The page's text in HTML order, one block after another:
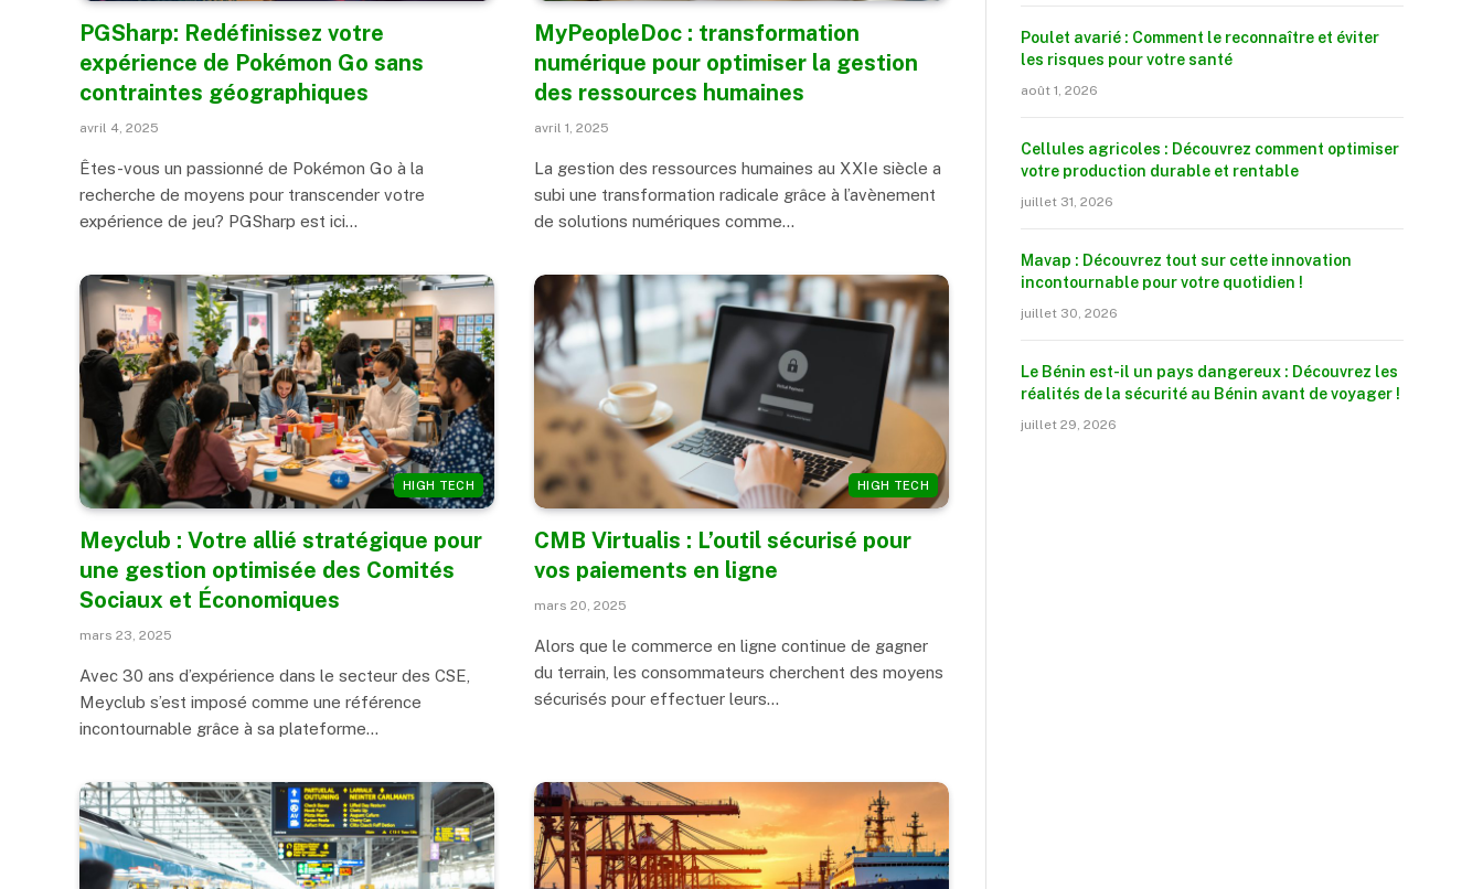
PGSharp: Redéfinissez votre
expérience de Pokémon Go sans
contraintes géographiques
avril 4, 2025
Êtes-vous un passionné de Pokémon Go à la
recherche de moyens pour transcender votre
expérience de jeu? PGSharp est ici…
MyPeopleDoc : transformation
numérique pour optimiser la gestion
des ressources humaines
avril 1, 2025
La gestion des ressources humaines au XXIe siècle a
subi une transformation radicale grâce à l’avènement
de solutions numériques comme…
HIGH TECH
Meyclub : Votre allié stratégique pour
une gestion optimisée des Comités
Sociaux et Économiques
mars 23, 2025
Avec 30 ans d’expérience dans le secteur des CSE,
Meyclub s’est imposé comme une référence
incontournable grâce à sa plateforme…
HIGH TECH
CMB Virtualis : L’outil sécurisé pour
vos paiements en ligne
mars 20, 2025
Alors que le commerce en ligne continue de gagner
du terrain, les consommateurs cherchent des moyens
sécurisés pour effectuer leurs…
Poulet avarié : Comment le reconnaître et éviter
les risques pour votre santé
août 1, 2026
Cellules agricoles : Découvrez comment optimiser
votre production durable et rentable
juillet 31, 2026
Mavap : Découvrez tout sur cette innovation
incontournable pour votre quotidien !
juillet 30, 2026
Le Bénin est-il un pays dangereux : Découvrez les
réalités de la sécurité au Bénin avant de voyager !
juillet 29, 2026